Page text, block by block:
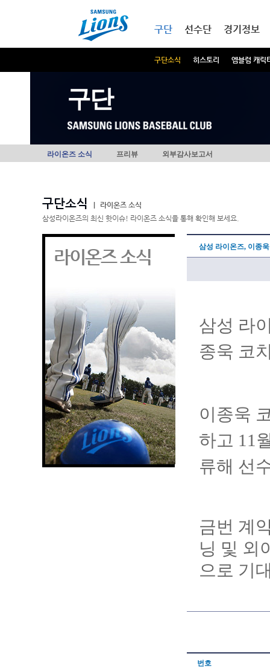
구단
구단소식 히스토리 엠블럼 캐릭
선수단 경기정보
구단
라이온즈 소식 프리뷰 외부감사보고서
구단소식
라이온즈 소식
삼성라이온즈의 최신 핫이슈! 라이온즈 소식을 통해 확인해 보세요.
라이온즈 소식 삼성 라이온즈, 이종
삼성 라
종욱 코
이종욱
하고 11
류해 선
금번 계
닝 및 외
으로 기
번호